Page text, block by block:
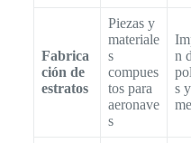
Fabrica
ción de
estratos
Piezas y
materiale
s
compues
tos para
aeronave
s
n
s y